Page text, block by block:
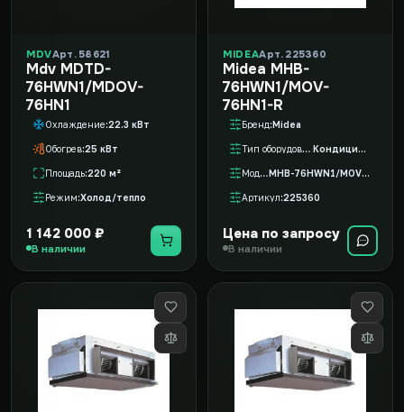
MDVАрт. 58621
Mdv MDTD-
76HWN1/MDOV-
76HN1
Охлаждение 22.3 кВт
Обогрев 25 кВт
Площадь 220 м²
Режим Холод/тепло
1 142 000 ₽
В наличии
MIDEAАрт. 225360
Midea MHB-
76HWN1/MOV-
76HN1-R
Бренд Midea
Тип оборудования Кондиционер
Модель MHB-76HWN1/MOV-76HN1-R
Артикул 225360
Цена по запросу
В наличии